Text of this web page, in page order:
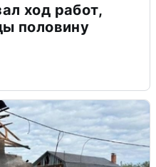
ход работ,
половину